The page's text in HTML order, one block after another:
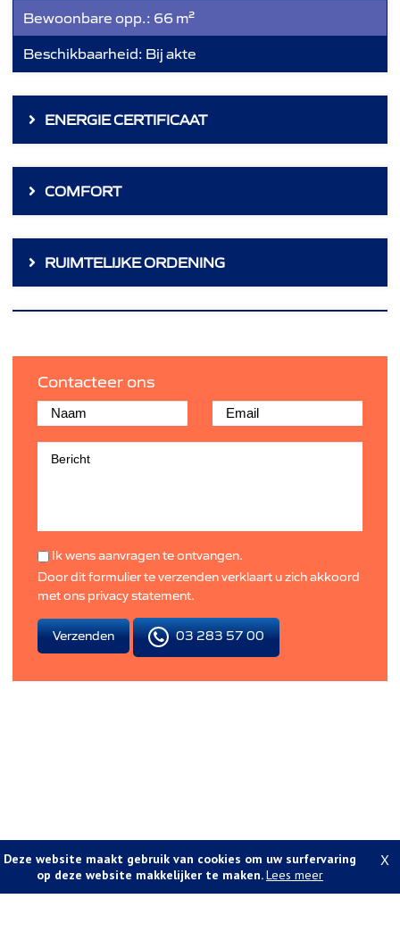
Deze website maakt gebruik van cookies om uw surfervaring
op deze website makkelijker te maken.Lees meer
X
Contacteer ons
Ik wens aanvragen te ontvangen.
Door dit formulier te verzenden verklaart u zich akkoord
met ons privacy statement.
Verzenden 03 283 57 00
Bewoonbare opp.: 66 m²
Beschikbaarheid: Bij akte
ENERGIE CERTIFICAAT
COMFORT
RUIMTELIJKE ORDENING